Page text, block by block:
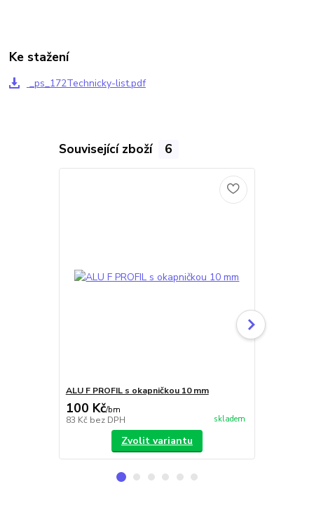
Ke stažení
_ps_172Technicky-list.pdf
Související zboží 6
ALU F PROFIL s okapničkou 10 mm
100 Kč/bm
83 Kč bez DPH skladem
Zvolit variantu